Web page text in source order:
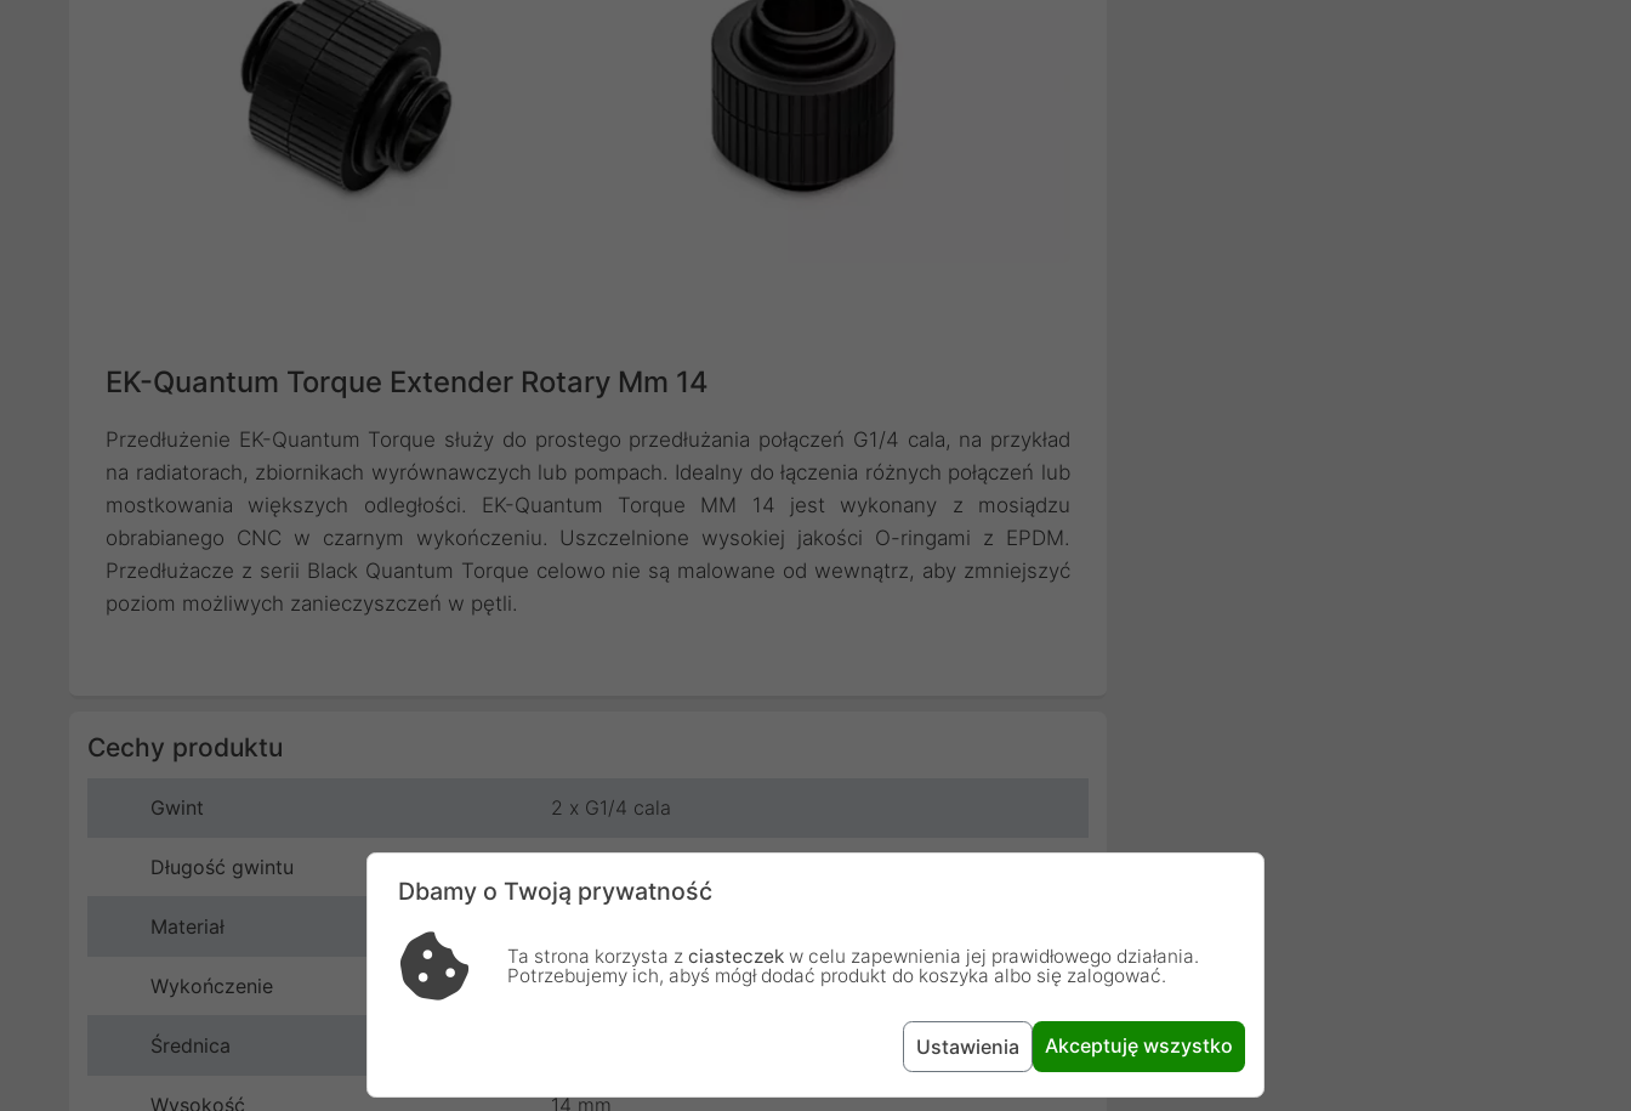
EK-Quantum Torque Extender Rotary Mm 14
Przedłużenie EK-Quantum Torque służy do prostego przedłużania połączeń G1/4 cala, na przykład
na radiatorach, zbiornikach wyrównawczych lub pompach. Idealny do łączenia różnych połączeń lub
mostkowania większych odległości. EK-Quantum Torque MM 14 jest wykonany z mosiądzu
obrabianego CNC w czarnym wykończeniu. Uszczelnione wysokiej jakości O-ringami z EPDM.
Przedłużacze z serii Black Quantum Torque celowo nie są malowane od wewnątrz, aby zmniejszyć
poziom możliwych zanieczyszczeń w pętli.
Cechy produktu
Gwint 2 x G1/4 cala
Długość gwintu
Materiał
Wykończenie Czarne satynowe
Średnica
Wysokość 14 mm
Dbamy o Twoją prywatność
Ta strona korzysta z ciasteczek w celu zapewnienia jej prawidłowego działania.
Potrzebujemy ich, abyś mógł dodać produkt do koszyka albo się zalogować.
Ustawienia Akceptuję wszystko